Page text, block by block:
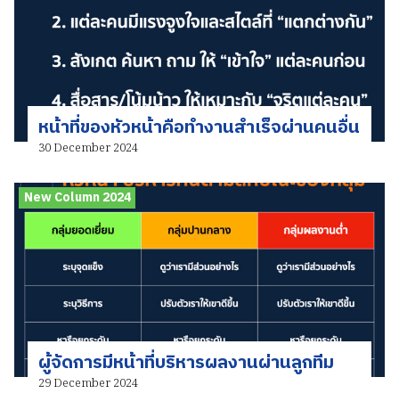
หน้าที่ของหัวหน้าคือทำงานสำเร็จผ่านคนอื่น
30 December 2024
New Column 2024
ผู้จัดการมีหน้าที่บริหารผลงานผ่านลูกทีม
29 December 2024